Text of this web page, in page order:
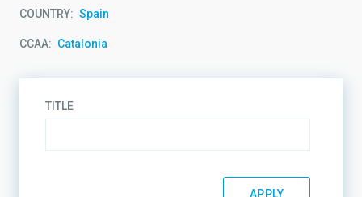
COUNTRY Spain
CCAA Catalonia
TITLE